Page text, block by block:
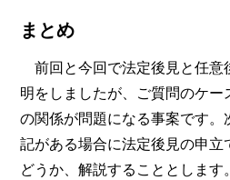
まとめ
前回と今回で法定後見と任意
明をしましたが、ご質問のケ
の関係が問題になる事案です
記がある場合に法定後見の申
どうか、解説することとします。